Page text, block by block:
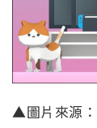
▲圖片來源：